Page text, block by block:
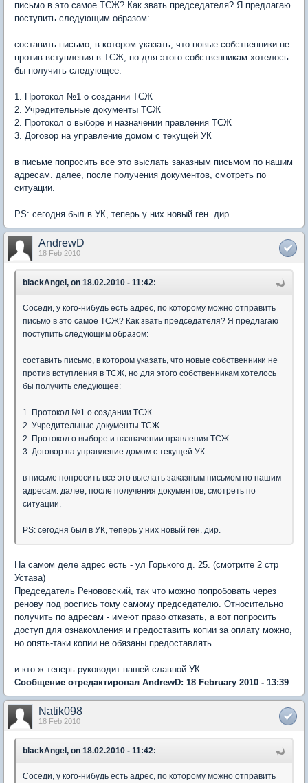
письмо в это самое ТСЖ? Как звать председателя? Я предлагаю
поступить следующим образом:
составить письмо, в котором указать, что новые собственники не
против вступления в ТСЖ, но для этого собственникам хотелось
бы получить следующее:
1. Протокол №1 о создании ТСЖ
2. Учредительные документы ТСЖ
2. Протокол о выборе и назначении правления ТСЖ
3. Договор на управление домом с текущей УК
в письме попросить все это выслать заказным письмом по нашим
адресам. далее, после получения документов, смотреть по
ситуации.
PS: сегодня был в УК, теперь у них новый ген. дир.
AndrewD
18 Feb 2010
blackAngel, on 18.02.2010 - 11:42:
Соседи, у кого-нибудь есть адрес, по которому можно отправить
письмо в это самое ТСЖ? Как звать председателя? Я предлагаю
поступить следующим образом:
составить письмо, в котором указать, что новые собственники не
против вступления в ТСЖ, но для этого собственникам хотелось
бы получить следующее:
1. Протокол №1 о создании ТСЖ
2. Учредительные документы ТСЖ
2. Протокол о выборе и назначении правления ТСЖ
3. Договор на управление домом с текущей УК
в письме попросить все это выслать заказным письмом по нашим
адресам. далее, после получения документов, смотреть по
ситуации.
PS: сегодня был в УК, теперь у них новый ген. дир.
На самом деле адрес есть - ул Горького д. 25. (смотрите 2 стр
Устава)
Председатель Ренововский, так что можно попробовать через
ренову под роспись тому самому председателю. Относительно
получить по адресам - имеют право отказать, а вот попросить
доступ для ознакомления и предоставить копии за оплату можно,
но опять-таки копии не обязаны предоставлять.
и кто ж теперь руководит нашей славной УК
Сообщение отредактировал AndrewD: 18 February 2010 - 13:39
Natik098
18 Feb 2010
blackAngel, on 18.02.2010 - 11:42:
Соседи, у кого-нибудь есть адрес, по которому можно отправить